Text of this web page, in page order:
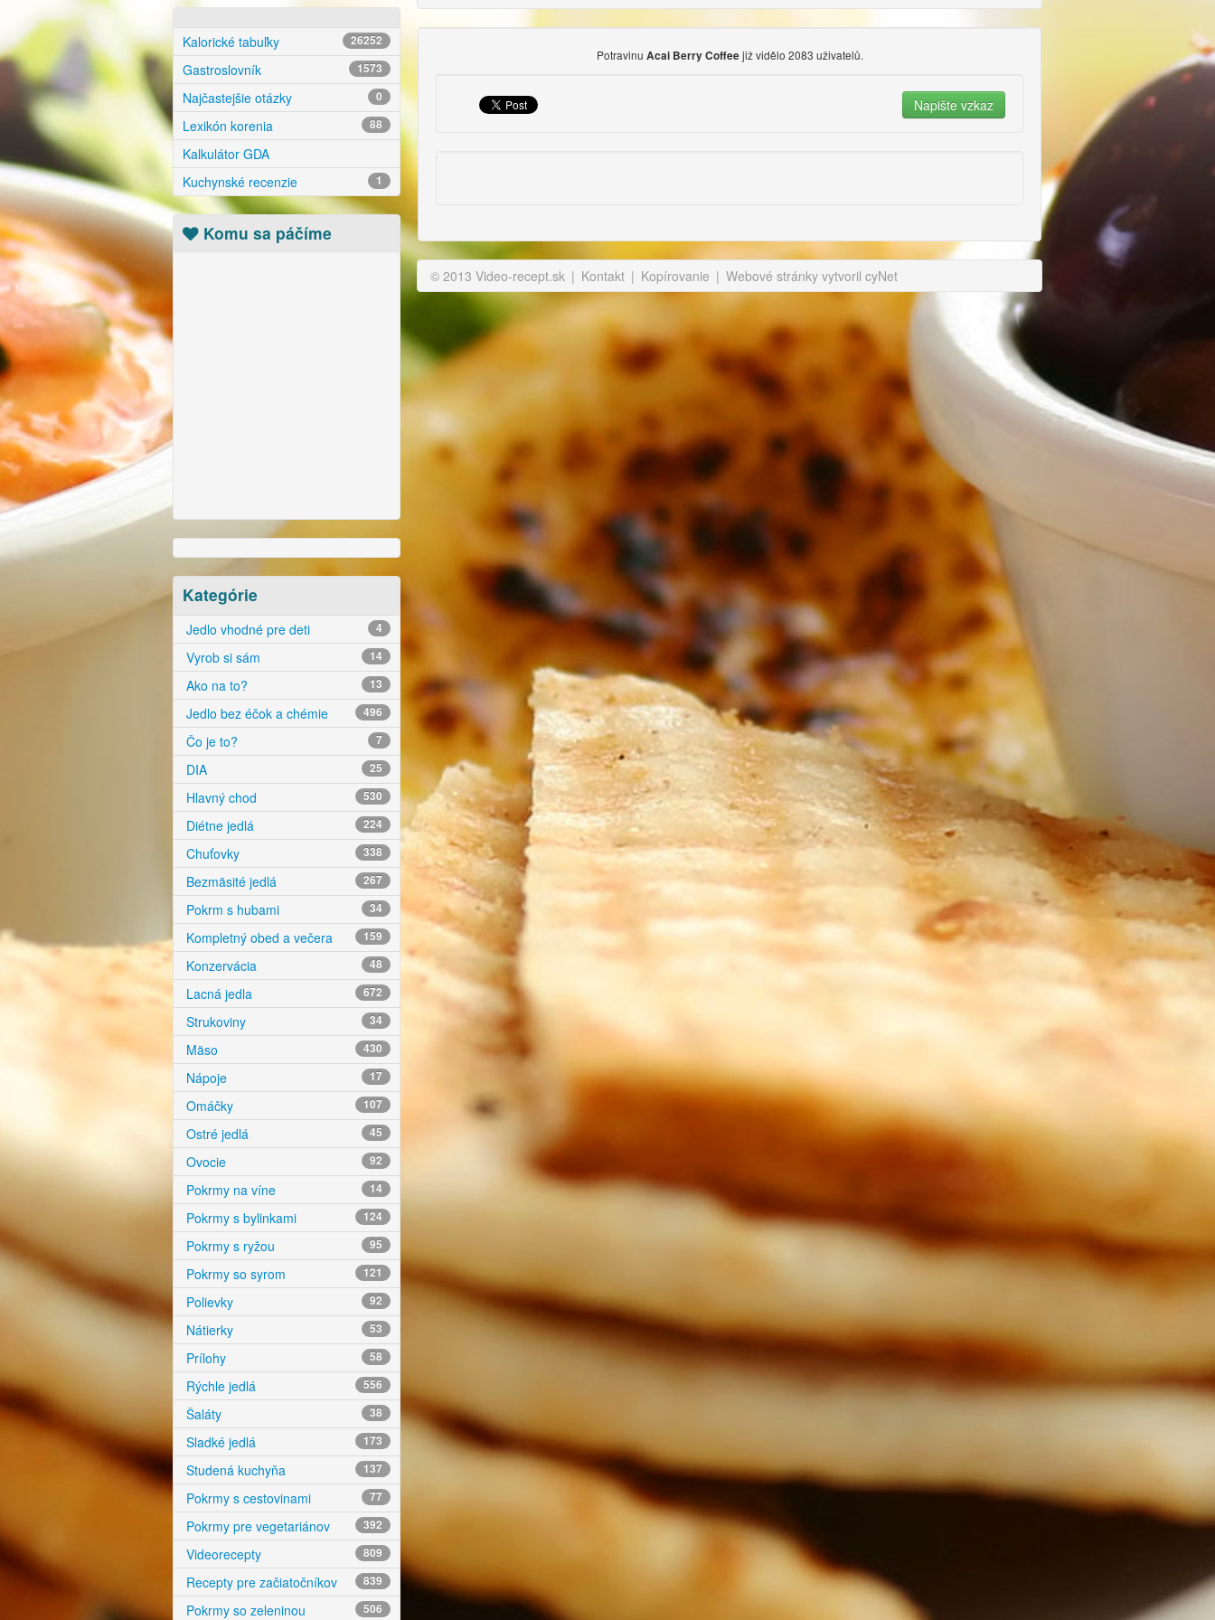
Kalorické tabuľky 26252
Gastroslovník 1573
Najčastejšie otázky 0
Lexikón korenia 88
Kalkulátor GDA
Kuchynské recenzie
1
Komu sa páčíme
Kategórie
Jedlo vhodné pre deti 4
Vyrob si sám 14
Ako na to? 13
Jedlo bez éčok a chémie 496
Čo je to? 7
DIA 25
Hlavný chod 530
Diétne jedlá 224
Chuťovky 338
Bezmäsité jedlá 267
Pokrm s hubami 34
Kompletný obed a večera 159
Konzervácia 48
Lacná jedla 672
Strukoviny 34
Mäso 430
Nápoje 17
Omáčky 107
Ostré jedlá 45
Ovocie 92
Pokrmy na víne 14
Pokrmy s bylinkami 124
Pokrmy s ryžou 95
Pokrmy so syrom 121
Polievky 92
Nátierky 53
Prílohy 58
Rýchle jedlá 556
Šaláty 38
Sladké jedlá 173
Studená kuchyňa 137
Pokrmy s cestovinami 77
Pokrmy pre vegetariánov 392
Videorecepty 809
Recepty pre začiatočníkov 839
Pokrmy so zeleninou 506
Potravinu Acai Berry Coffeejiž vidělo 2083 uživatelů.
© 2013 Video-recept.sk | Kontakt | Kopírovanie | Webové stránky vytvoril cyNet